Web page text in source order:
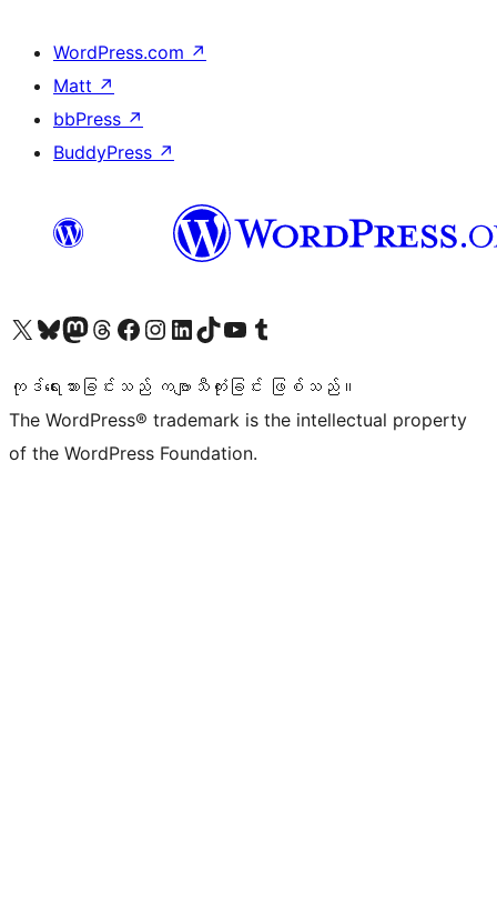
WordPress.com ↗
Matt ↗
bbPress ↗
BuddyPress ↗
ကျွန်ုပ်တို့၏ X (ယခင် Twitter) အကောင့်သို့ သွားရောက်ကြည့်ရှုပါကျွန်ုပ်တို့၏ Bluesky အကောင့်သို့ ဝင်ရောက်ကြည့်ရှုရန်
ကျွန်ုပ်တို့၏ Mastodon အကောင့်သို့ သွားရောက်ကြည့်ရှုပါကျွန်ုပ်တို့၏ Threads အကောင့်သို့ ဝင်ရောက်ကြည့်ရှုရန်
ကျွန်ုပ်တို့၏ Facebook စာမျက်နှာသို့ သွားရောက်ကြည့်ရှုပါကျွန်ုပ်တို့၏ Instagram အကောင့်သို့ သွားရောက်ကြည့်ရှုပါ ကျွန်ုပ်တို့၏ LinkedIn အကောင့်သို့ သွားရောက်ကြည့်ရှုပါကျွန်ုပ်တို့၏ TikTok အကောင့်သို့ ဝင်ရောက်ကြည့်ရှုရန်
ကျွန်ုပ်တို့၏ YouTube ချန်နယ်သို့ သွားရောက်ကြည့်ရှုပါ ကျွန်ုပ်တို့၏ Tumblr အကောင့်သို့ ဝင်ရောက်ကြည့်ရှုရန်
ကုဒ်ရေးသားခြင်းသည် ကဗျာသီကုံးခြင်း ဖြစ်သည်။
The WordPress® trademark is the intellectual property
of the WordPress Foundation.